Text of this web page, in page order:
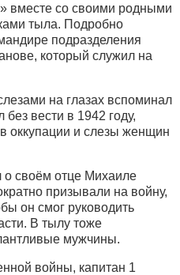
вместе со своими родными
тыла. Подробно
подразделения
который служил на
на глазах вспоминал
вести в 1942 году,
оккупации и слезы женщин
о своём отце Михаиле
призывали на войну,
он смог руководить
В тылу тоже
мужчины.
войны, капитан 1